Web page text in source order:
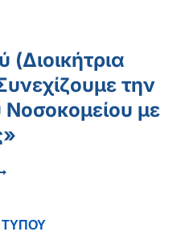
(Διοικήτρια
την
με
ΤΥΠΟΥ